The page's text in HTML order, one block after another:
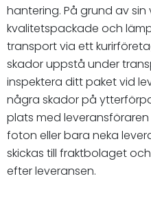
hantering. På grund av
kvalitetspackade och
transport via ett
skador uppstå under
inspektera ditt paket vid
några skador på
plats med
foton eller bara neka
skickas till fraktbolaget
efter leveransen.